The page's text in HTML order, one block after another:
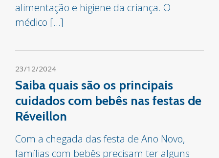
alimentação e higiene da criança. O
médico […]
23/12/2024
Saiba quais são os principais
cuidados com bebês nas festas de
Réveillon
Com a chegada das festa de Ano Novo,
famílias com bebês precisam ter alguns